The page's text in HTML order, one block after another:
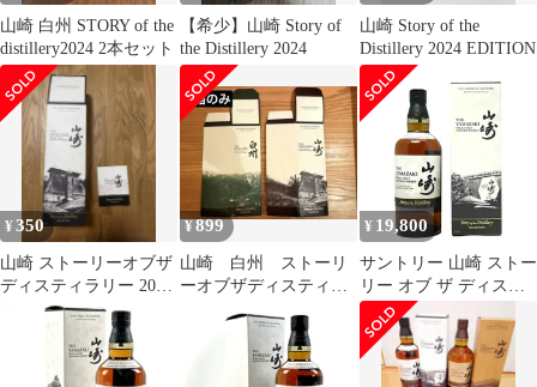
山崎 白州 STORY of the
distillery2024 2本セット
【希少】山崎 Story of
the Distillery 2024
山崎 Story of the
Distillery 2024 EDITION
¥350
山崎 ストーリーオブザ
ディスティラリー 2025
カートン ＋ 冊子
¥899
山崎 白州 ストーリ
ーオブザディスティラ
¥ 19,800
サントリー 山崎 ストー
リー オブ ザ ディステ
ィラリー 2024 シングル
モルト ウイスキー 43度
箱付 700ml
^YASTYDJE^